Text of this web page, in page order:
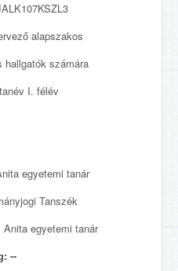
alapszakos
hallgatók számára
I. félév
egyetemi tanár
Tanszék
Anita egyetemi tanár
--